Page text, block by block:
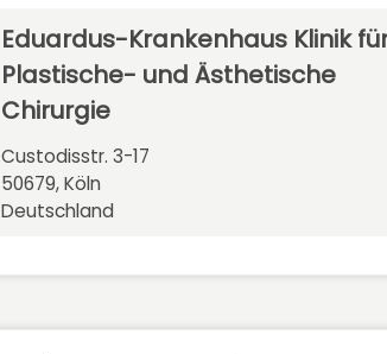
Eduardus-Krankenhaus Klinik
Plastische- und Ästhetische
Chirurgie
Custodisstr. 3-17
50679, Köln
Deutschland